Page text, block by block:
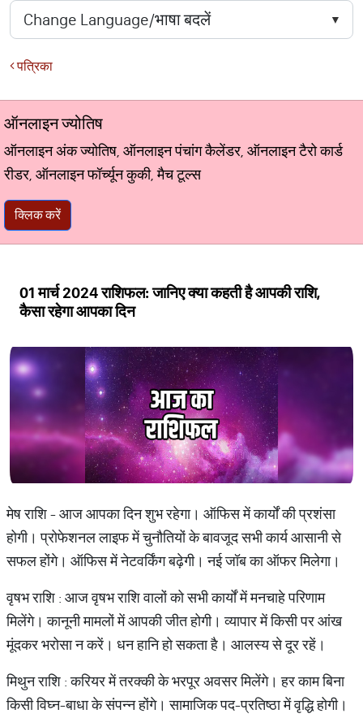
पत्रिका
ऑनलाइन ज्योतिष
ऑनलाइन अंक ज्योतिष, ऑनलाइन पंचांग कैलेंडर, ऑनलाइन टैरो कार्ड
रीडर, ऑनलाइन फॉर्च्यून कुकी, मैच टूल्स
क्लिक करें
01 मार्च 2024 राशिफल: जानिए क्या कहती है आपकी राशि,
कैसा रहेगा आपका दिन
मेष राशि - आज आपका दिन शुभ रहेगा। ऑफिस में कार्यों की प्रशंसा
होगी। प्रोफेशनल लाइफ में चुनौतियों के बावजूद सभी कार्य आसानी से
सफल होंगे। ऑफिस में नेटवर्किंग बढ़ेगी। नई जॉब का ऑफर मिलेगा।
वृषभ राशि : आज वृषभ राशि वालों को सभी कार्यों में मनचाहे परिणाम
मिलेंगे। कानूनी मामलों में आपकी जीत होगी। व्यापार में किसी पर आंख
मूंदकर भरोसा न करें। धन हानि हो सकता है। आलस्य से दूर रहें।
मिथुन राशि : करियर में तरक्की के भरपूर अवसर मिलेंगे। हर काम बिना
किसी विघ्न-बाधा के संपन्न होंगे। सामाजिक पद-प्रतिष्ठा में वृद्धि होगी।